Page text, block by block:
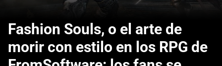
Fashion Souls, o el arte de
morir con estilo en los RPG de